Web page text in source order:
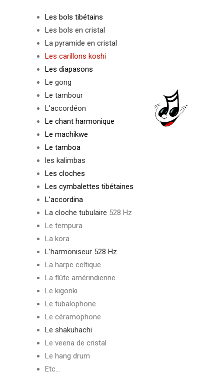
Les bols tibétains
Les bols en cristal
La pyramide en cristal
Les carillons koshi
Les diapasons
Le gong
Le tambour
L’accordéon
Le chant harmonique
Le machikwe
Le tamboa
les kalimbas
Les cloches
Les cymbalettes tibétaines
L’accordina
La cloche tubulaire 528 Hz
Le tempura
La kora
L’harmoniseur 528 Hz
La harpe celtique
La flûte amérindienne
Le kigonki
Le tubalophone
Le céramophone
Le shakuhachi
Le veena de cristal
Le hang drum
Etc…